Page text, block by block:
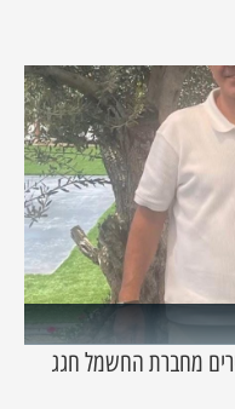
מחברת החשמל חגג